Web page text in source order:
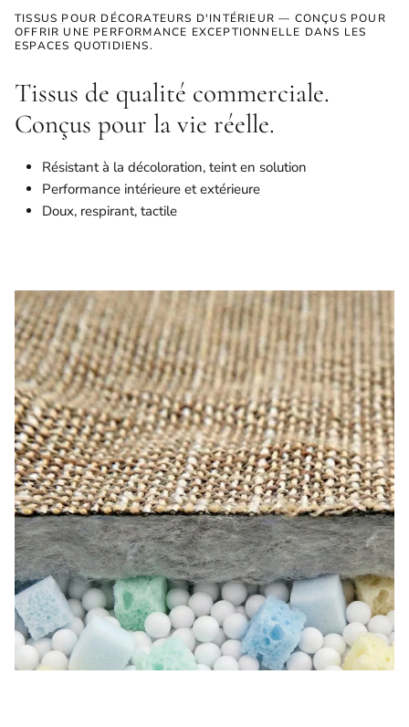
TISSUS POUR DÉCORATEURS D'INTÉRIEUR — CONÇUS POUR
OFFRIR UNE PERFORMANCE EXCEPTIONNELLE DANS LES
ESPACES QUOTIDIENS.
Tissus de qualité commerciale.
Conçus pour la vie réelle.
Résistant à la décoloration, teint en solution
Performance intérieure et extérieure
Doux, respirant, tactile